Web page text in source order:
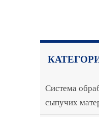
Система
сыпучих